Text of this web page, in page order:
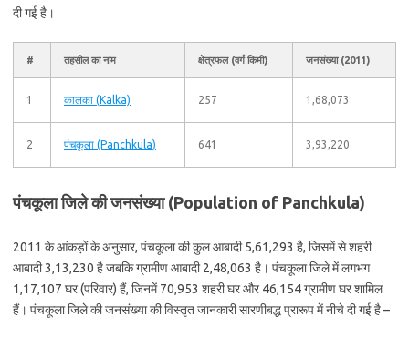
दी गई है।
# तहसील का नाम क्षेत्रफल (वर्ग किमी) जनसंख्या (2011)
1 कालका (Kalka) 257 1,68,073
2 पंचकूला (Panchkula) 641 3,93,220
पंचकूला जिले की जनसंख्या (Population of Panchkula)
2011 के आंकड़ों के अनुसार, पंचकूला की कुल आबादी 5,61,293 है, जिसमें से शहरी
आबादी 3,13,230 है जबकि ग्रामीण आबादी 2,48,063 है। पंचकूला जिले में लगभग
1,17,107 घर (परिवार) हैं, जिनमें 70,953 शहरी घर और 46,154 ग्रामीण घर शामिल
हैं। पंचकूला जिले की जनसंख्या की विस्तृत जानकारी सारणीबद्ध प्रारूप में नीचे दी गई है –